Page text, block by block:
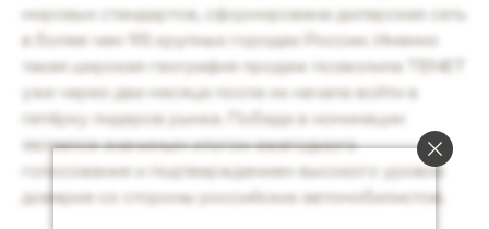
мировых стандартов, сформирована дилерская сеть
в более чем 95 крупных городах России. Именно
такая широкая география продаж позволила TENET
уже через два месяца после их начала войти в
пятёрку лидеров рынка. Победа в номинации
является значимым итогом ежегодного
голосования и подтверждением высокого уровня
доверия со стороны российских автомобилистов.